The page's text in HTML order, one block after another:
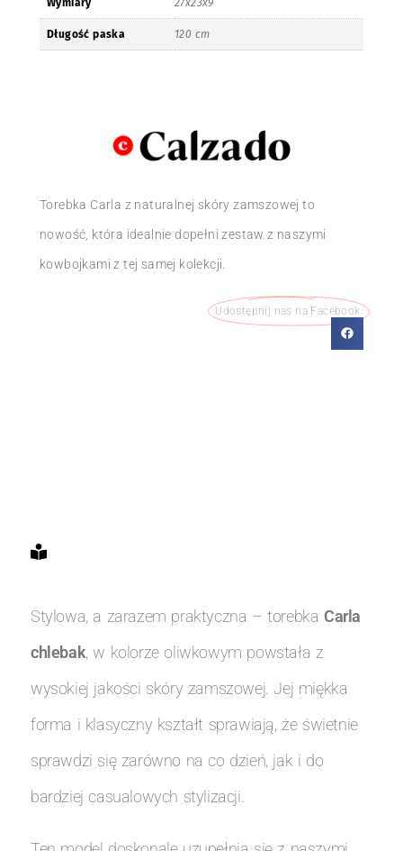
Wymiary 27x23x9
Długość paska 120 cm
Torebka Carla z naturalnej skóry zamszowej to
nowość, która idealnie dopełni zestaw z naszymi
kowbojkami z tej samej kolekcji.
Udostępnij nas na Facebook:
Stylowa, a zarazem praktyczna – torebka Carla
chlebak, w kolorze oliwkowym powstała z
wysokiej jakości skóry zamszowej. Jej miękka
forma i klasyczny kształt sprawiają, że świetnie
sprawdzi się zarówno na co dzień, jak i do
bardziej casualowych stylizacji.